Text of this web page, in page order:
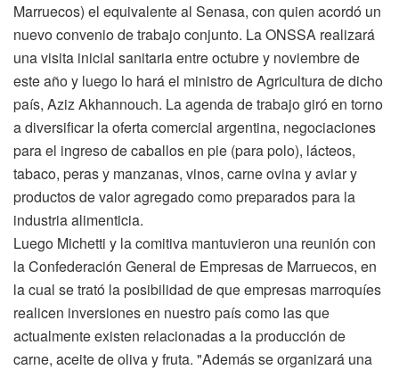
Marruecos) el equivalente al Senasa, con quien acordó un
nuevo convenio de trabajo conjunto. La ONSSA realizará
una visita inicial sanitaria entre octubre y noviembre de
este año y luego lo hará el ministro de Agricultura de dicho
país, Aziz Akhannouch. La agenda de trabajo giró en torno
a diversificar la oferta comercial argentina, negociaciones
para el ingreso de caballos en pie (para polo), lácteos,
tabaco, peras y manzanas, vinos, carne ovina y aviar y
productos de valor agregado como preparados para la
industria alimenticia.
Luego Michetti y la comitiva mantuvieron una reunión con
la Confederación General de Empresas de Marruecos, en
la cual se trató la posibilidad de que empresas marroquíes
realicen inversiones en nuestro país como las que
actualmente existen relacionadas a la producción de
carne, aceite de oliva y fruta. "Además se organizará una